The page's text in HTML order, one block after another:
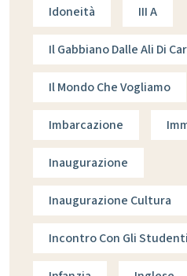
Idoneità III A
Il Gabbiano Dalle Ali Di
Il Mondo Che Vogliamo
Imbarcazione
Inaugurazione
Inaugurazione Cultura
Incontro Con Gli